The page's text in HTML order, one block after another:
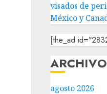
visados de
México y
[the_ad
ARCHIVO
agosto 2026